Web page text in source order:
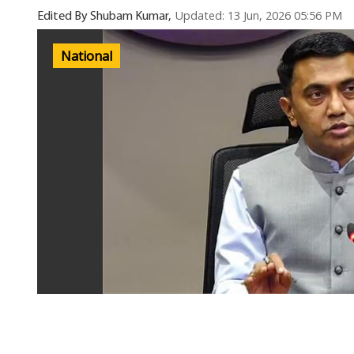
Edited By Shubam Kumar, Updated: 13 Jun, 2026 05:56 PM
National